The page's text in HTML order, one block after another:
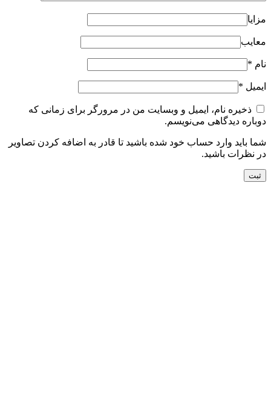
مزایا
معایب
نام *
ایمیل *
ذخیره نام، ایمیل و وبسایت من در مرورگر برای زمانی که
دوباره دیدگاهی می‌نویسم.
شما باید وارد حساب خود شده باشید تا قادر به اضافه کردن تصاویر
در نظرات باشید.